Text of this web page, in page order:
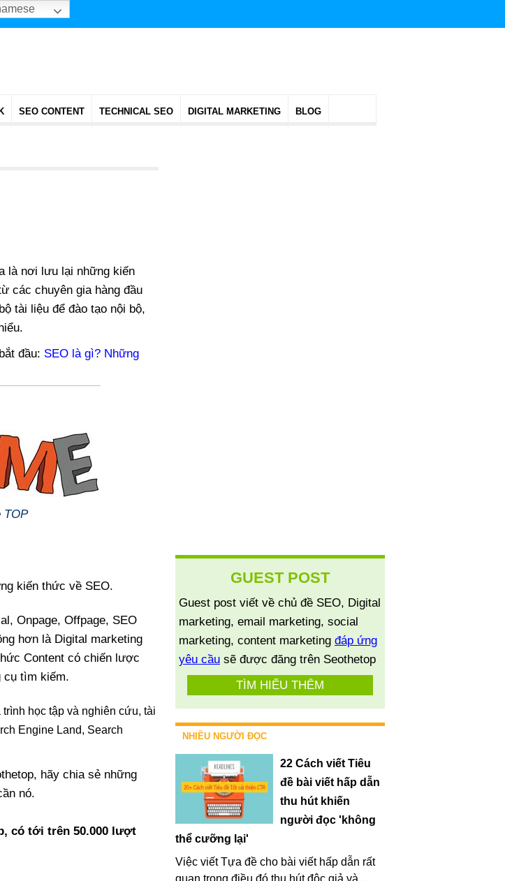
SEO CONTENT TECHNICAL SEO DIGITAL MARKETING BLOG
là nơi lưu lại những kiến
các chuyên gia hàng đầu
tài liệu để đào tạo nội bộ,
đầu: SEO là gì? Những
TOP
kiến thức về SEO.
Onpage, Offpage, SEO
hơn là Digital marketing
Content có chiến lược
cụ tìm kiếm.
học tập và nghiên cứu, tài
Engine Land, Search
hãy chia sẻ những
nó.
có tới trên 50.000 lượt
GUEST POST
Guest post viết về chủ đề SEO, Digital
marketing, email marketing, social
marketing, content marketing đáp ứng
yêu cầu sẽ được đăng trên Seothetop
TÌM HIỂU THÊM
NHIỀU NGƯỜI ĐỌC
22 Cách viết Tiêu
đề bài viết hấp dẫn
thu hút khiến
người đọc 'không
thể cưỡng lại'
Việc viết Tựa đề cho bài viết hấp dẫn rất
quan trọng điều đó thu hút độc giả và...